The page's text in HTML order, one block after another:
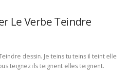
Le Verbe Teindre
dessin. Je teins tu teins il teint elle
teignez ils teignent elles teignent.